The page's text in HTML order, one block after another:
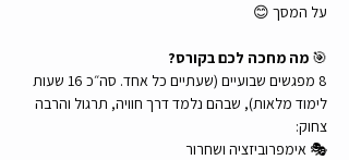
על המסך 😊
🎯 מה מחכה לכם בקורס?
8 מפגשים שבועיים (שעתיים כל אחד. סה״כ 16 שעות
לימוד מלאות), שבהם נלמד דרך חוויה, תרגול והרבה
צחוק:
🎭 אימפרוביזציה ושחרור